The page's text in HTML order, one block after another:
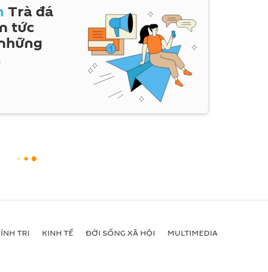
Trà đá
tức
TRỊ KINH TẾ ĐỜI SỐNG XÃ HỘI MULTIMEDIA